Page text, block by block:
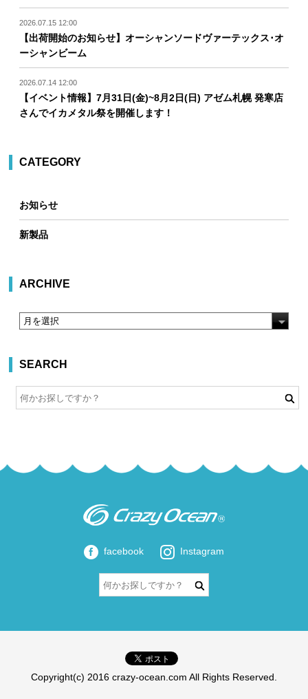
2026.07.15 12:00
【出荷開始のお知らせ】オーシャンソードヴァーテックス･オ
ーシャンビーム
2026.07.14 12:00
【イベント情報】7月31日(金)~8月2日(日) アゼム札幌 発寒店
さんでイカメタル祭を開催します！
CATEGORY
お知らせ
新製品
ARCHIVE
SEARCH
facebook Instagram
Copyright(c) 2016 crazy-ocean.com All Rights Reserved.